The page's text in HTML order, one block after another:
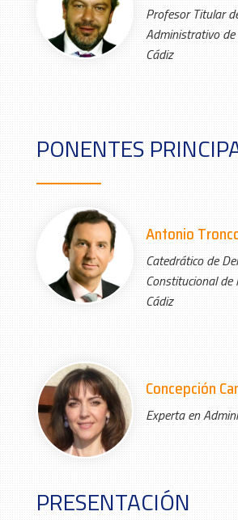
Profesor Titular
Administrativo
Cádiz
PONENTES
Antonio
Catedrático de
Constitucional
Cádiz
Concepción
Experta en
PRESENTACIÓN